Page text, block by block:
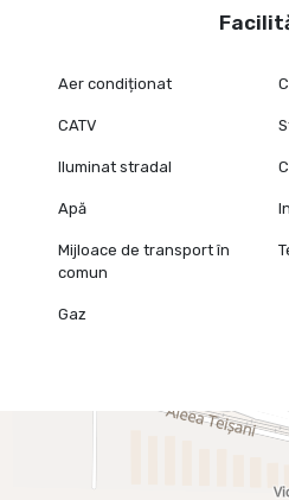
Aer condiționat
CATV
Iluminat stradal
Apă
Mijloace de transport în
comun
Gaz